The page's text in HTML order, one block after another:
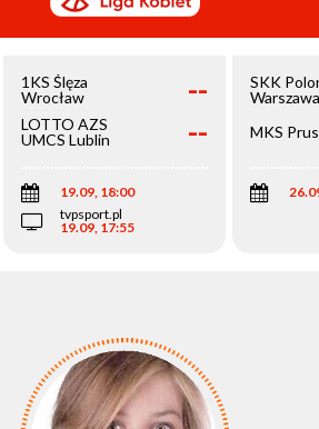
1KS Ślęza
Wrocław
--
LOTTO AZS
UMCS Lublin
--
19.09, 18:00
tvpsport.pl
19.09, 17:55
SKK
Warszawa
MKS